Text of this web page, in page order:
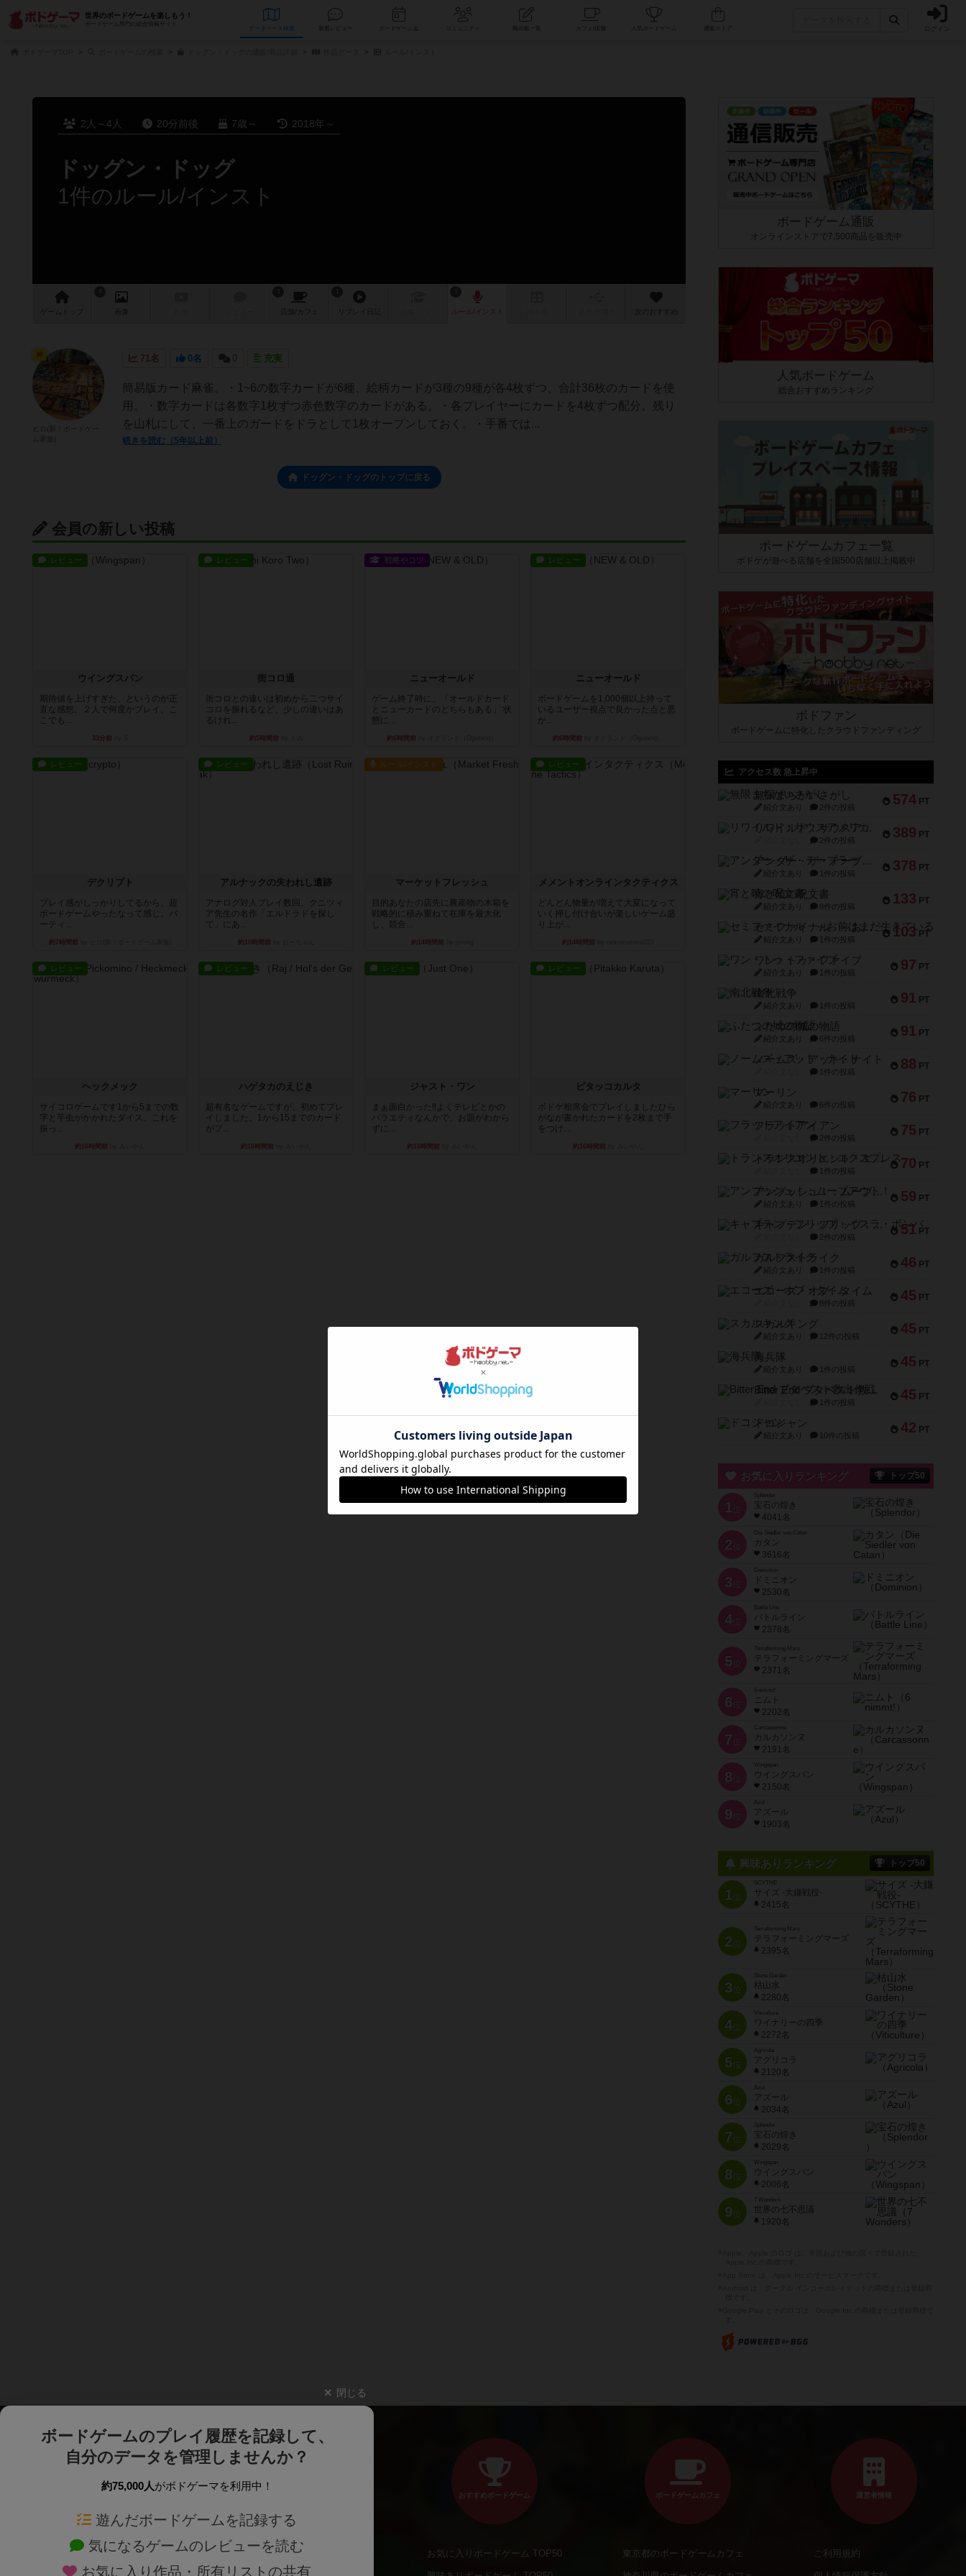
世界のボードゲームを楽しもう！
ボードゲーム専門の総合情報サイト
データベース コミュニティ 人気ボードゲーム ログイン
2人～4人 20分前後 7歳～ 2018年～
ドッグン・ドッグ
1件のルール/インスト
ゲーム 画像 店舗/ カフェ 次のおすすめ
71名 0名 0 充実
簡易版カード麻雀。・1~6の数字カードが6種、絵柄カードが3種の9種が各4枚ずつ、合計36枚のカードを使
用。・数字カードは各数字1枚ずつ赤色数字のカードがある。・各プレイヤーにカードを4枚ずつ配分。残り
を山札にして、一番上のガードをドラとして1枚オープンしておく。・手番では...
続きを読む（5年以上前）
ドッグン・ドッグのトップに戻る
会員の新しい投稿
レビュー
ウイングスパン
期待値を上げすぎた、というのが正
直な感想。２人で何度かプレイ。こ
こでも...
33分前
レビュー
街コロ通
街コロとの違いは初めから二つサイ
コロを振れるなど、少しの違いはあ
るけれ...
約5時間前
戦略やコツ
ニューオールド
ゲーム終了時に、「オールドカード
とニューカードのどちらもある」 状
態に...
約6時間前
レビュー
ニューオールド
ボードゲームを1,000個以上持って
いるユーザー視点で良かった点と悪
か...
約6時間前
レビュー
デクリプト
プレイ感がしっかりしてるから、超
ボードゲームやったなって感じ。パ
ーティ...
約7時間前
レビュー
アルナックの失われし遺跡
アナログ対人プレイ数回。クニツィ
ア先生の名作「エルドラドを探し
て」にあ...
約10時間前
ルール/インスト
マーケットフレッシュ
目的あなたの店先に農産物の木箱を
戦略的に積み重ねて在庫を最大化
し、競合...
約14時間前
レビュー
メメントオンラインタクティクス
どんどん物量が増えて大変になって
いく押し付け合いが楽しいゲーム盛
り上が...
約14時間前
レビュー
ヘックメック
サイコロゲームです1から5までの数
字と芋虫がかかれたダイス。これを
振っ...
約16時間前
レビュー
ハゲタカのえじき
超有名なゲームですが、初めてプレ
イしました。1から15までのカード
がプ...
約16時間前
レビュー
ジャスト・ワン
まぁ面白かった‼️よくテレビとかの
バラエティなんかで、お題がわから
ずに...
約16時間前
レビュー
ピタッコカルタ
ボドゲ相席会でプレイしましたひら
がなが書かれたカードを2枚まで手
をつけ...
約16時間前
ボードゲーム通販
オンラインストアで7,500商品を販売中
人気ボードゲーム
総合おすすめランキング
ボードゲームカフェ一覧
ボドゲが遊べる店舗を全国500店舗以上掲載中
ボドファン
ボードゲームに特化したクラウドファンディング
アクセス数 急上昇中
574 PT
無限まちがいさがし
紹介文あり 2件の投稿
389 PT
リワイルド：サウスアメリカ
2件の投稿
378 PT
アンダー・ザ・テーブラー
紹介文あり 1件の投稿
133 PT
宵と暁の呪文書
紹介文あり 8件の投稿
103 PT
セミファイナル ～お前はまだ生きている～
紹介文あり 1件の投稿
97 PT
ワン・トゥ・ファイブ
紹介文あり 1件の投稿
91 PT
南北戦争
紹介文あり 1件の投稿
91 PT
ふたつの城の物語
紹介文あり 6件の投稿
88 PT
ノームズ・アット・ナイト
1件の投稿
76 PT
マーリン
紹介文あり 6件の投稿
75 PT
フラットアイアン
2件の投稿
70 PT
トランスオリエント・エクスプレス
1件の投稿
59 PT
アンブッシュ！：ムーブアウト！
紹介文あり 1件の投稿
51 PT
キャプテン・フリップ：イスラ・ボンバ
2件の投稿
46 PT
ガルフストライク
紹介文あり 1件の投稿
45 PT
エコーズ・オブ・タイム
8件の投稿
45 PT
スカルキング
紹介文あり 12件の投稿
45 PT
海兵隊
紹介文あり 1件の投稿
45 PT
Bitter End ブタペスト救出作戦
1件の投稿
42 PT
ドコジャン
紹介文あり 10件の投稿
お気に入りランキング トップ50
1 位
宝石の煌き
4041名
2 位
Die Siedler von Catan
カタン
3616名
3 位
ドミニオン
2530名
4位
Battle Line
バトルライン
2378名
5 位
Terraforming Mars
テラフォーミングマーズ
2371名
6 位
ニムト
2202名
7 位
Carcassonne
カルカソンヌ
2191名
8 位
Wingspan
ウイングスパン
2150名
9 位
Azul
アズール
1903名
興味ありランキング トップ50
1位
SCYTHE
サイズ -大鎌戦役-
2415名
2位
Terraforming Mars
テラフォーミングマーズ
2395名
3位
Stone Garden
枯山水
2280名
4位
Viticulture
ワイナリーの四季
2272名
5位
Agricola
アグリコラ
2120名
6位
Azul
アズール
2034名
7位
宝石の煌き
2029名
8位
Wingspan
ウイングスパン
2006名
9位
7 Wonders
世界の七不思議
1920名
閉じる
ボードゲームのプレイ履歴を記録して、
自分のデータを管理しませんか？
約75,000人がボドゲーマを利用中！
遊んだボードゲームを記録する
気になるゲームのレビューを読む
お気に入り作品・所有リストの共有
ボードゲームを検索する 新作・再入荷情報
おすすめボードゲーム
お気に入りボードゲーム TOP50
ボードゲームカフェ
東京都のボードゲームカフェ
運営者情報
ご利用規約